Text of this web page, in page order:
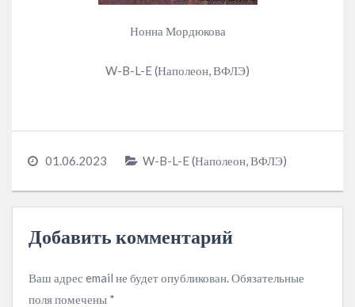
Нонна Мордюкова
W-B-L-E (Наполеон, ВФЛЭ)
01.06.2023 W-B-L-E (Наполеон, ВФЛЭ)
Добавить комментарий
Ваш адрес email не будет опубликован. Обязательные
поля помечены *